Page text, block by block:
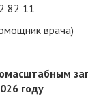
82 11
врача)
году